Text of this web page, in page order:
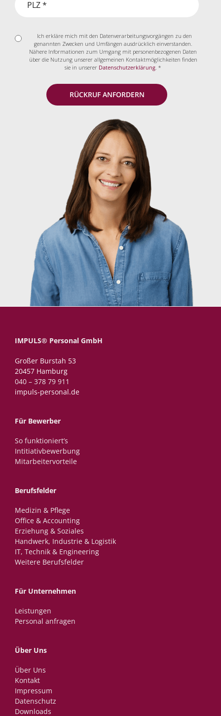
Datenschutzerklärung
Ich erkläre mich mit den Datenverarbeitungsvorgängen zu den
genannten Zwecken und Umfängen ausdrücklich einverstanden.
Nähere Informationen zum Umgang mit personenbezogenen Daten
über die Nutzung unserer allgemeinen Kontaktmöglichkeiten finden
sie in unserer Datenschutzerklärung . *
IMPULS® Personal GmbH
Großer Burstah 53
20457 Hamburg
040 – 378 79 911
impuls-personal.de
Für Bewerber
So funktioniert’s
Intitiativbewerbung
Mitarbeitervorteile
Berufsfelder
Medizin & Pflege
Office & Accounting
Erziehung & Soziales
Handwerk, Industrie & Logistik
IT, Technik & Engineering
Weitere Berufsfelder
Für Unternehmen
Leistungen
Personal anfragen
Über Uns
Über Uns
Kontakt
Impressum
Datenschutz
Downloads